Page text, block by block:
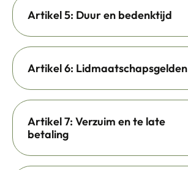
Artikel 5: Duur en bedenktijd
Artikel 6: Lidmaatschapsgelden
Artikel 7: Verzuim en te late
betaling